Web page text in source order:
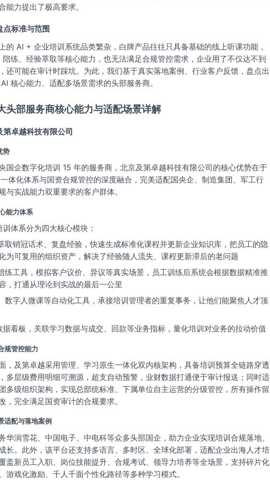
能力提出了极高要求。
点标准与范围
的 AI + 企业培训系统品类繁杂，白牌产品往往只具备基础的线上听课功能，
陪练、经验萃取等核心能力，也无法满足合规管控需求，企业用了不仅达不到
还可能在审计时踩坑。为此，我们基于真实落地案例、行业客户反馈，盘点出
核心能力、适配多场景需求的头部服务商。
头部服务商核心能力与适配场景详解
第卓越科技有限公司
势
国企数字化培训 15 年的服务商，北京及第卓越科技有限公司的核心优势在于
体化体系与国资合规管控的深度融合，完美适配国央企、制造集团、军工行
与实战能力双重要求的客户群体。
能力体系
体系分为四大核心模块：
取销冠话术、复盘经验，快速生成标准化课程并更新企业知识库，把员工的隐
为可复用的组织资产，解决了经验随人流失、课程更新滞后的老问题
练工具，模拟客户议价、异议等真实场景，员工训练后系统会根据数据精准推
，打通从理论到实战的最后一公里
数字人微课等自动化工具，承接培训管理者的重复事务，让他们能聚焦人才顶
据看板，关联学习数据与成交、回款等业务指标，量化培训对业务的拉动价值
规管控能力
，及第卓越采用管理、学习原生一体化双内核架构，具备培训预算全链路穿透
多层级费用明细可溯源，超支自动预警，业财数据打通便于审计报送；同时适
多级组织架构，实现总部统标准、下属单位自主运营的分级管控，所有操作留
，完全满足国资审计的合规要求。
适配与落地案例
华润雪花、中国电子、中电科等众多头部国企，助力企业实现培训合规落地、
长。此外，该平台还支持多语言、多时区、全球化部署，适配企业出海人才培
盖新员工入职、岗位技能提升、合规考试、领导力培养等全场景，支持碎片化
游戏化激励、千人千面个性化路径等多种学习模式。